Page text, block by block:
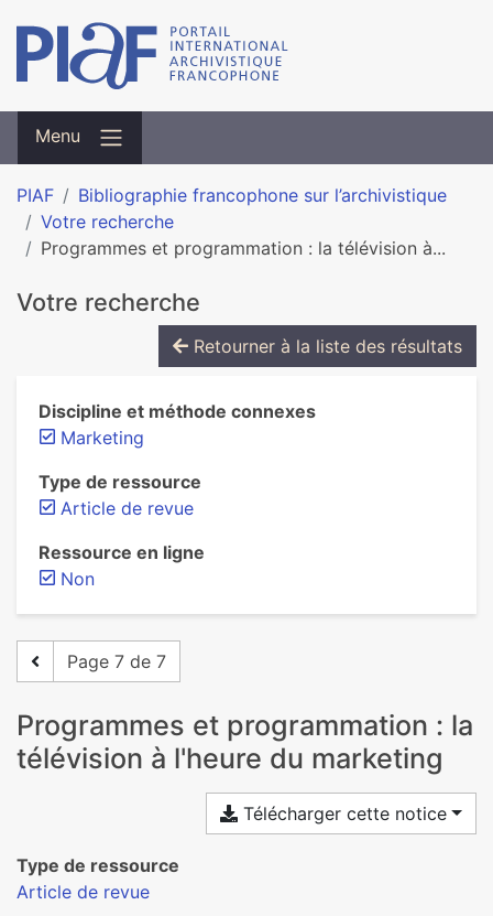
Menu
PIAF
Bibliographie francophone sur l’archivistique
Votre recherche
Programmes et programmation : la télévision à...
Votre recherche
Retourner à la liste des résultats
Discipline et méthode connexes
Marketing
Type de ressource
Article de revue
Ressource en ligne
Non
Page 7 de 7
Programmes et programmation : la
télévision à l'heure du marketing
Télécharger cette notice
Type de ressource
Article de revue